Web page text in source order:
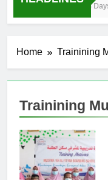
3
Home Trainining
Trainining